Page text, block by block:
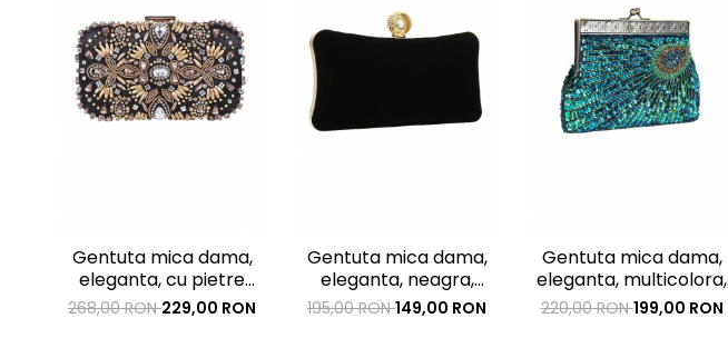
Gentuta mica dama,
eleganta, cu pietre
multicolore, clutch,
155x90x40mm
268,00 RON229,00 RON
Gentuta mica dama,
eleganta, neagra,
clutch, 200x120x60mm
195,00 RON149,00 RON
Gentuta mica dama,
eleganta, multicolora,
clutch, 200x40x120mm
220,00 RON199,00 RON